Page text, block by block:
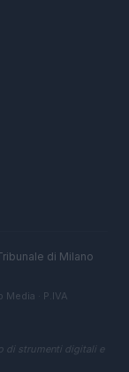
di Milano
Media · P.IVA
di strumenti digitali e